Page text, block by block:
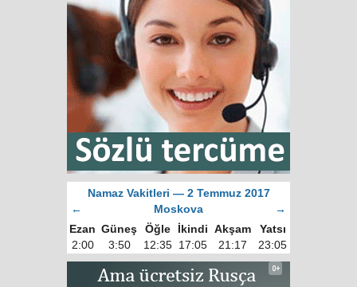
Namaz Vakitleri — 2 Temmuz 2017
←
Moskova
→
Ezan Güneş Öğle İkindi Akşam
Yatsı
2:00
3:50 12:35 17:05 21:17 23:05